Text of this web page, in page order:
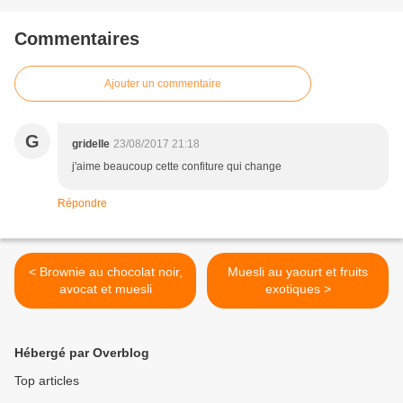
Commentaires
Ajouter un commentaire
G gridelle 23/08/2017 21:18
j'aime beaucoup cette confiture qui change
Répondre
< Brownie au chocolat noir,
avocat et muesli
Muesli au yaourt et fruits
exotiques >
Hébergé par Overblog
Top articles